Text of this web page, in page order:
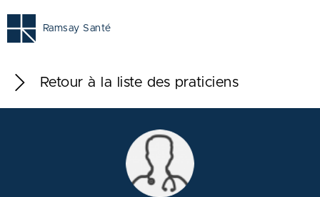
Ramsay Santé
Retour à la liste des praticiens